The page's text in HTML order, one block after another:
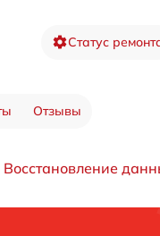
Статус
Отзывы
Восстановление